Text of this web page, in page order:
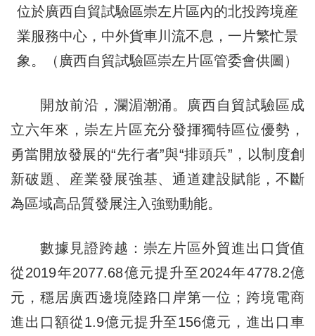
位於廣西自貿試驗區崇左片區內的北投跨境産
業服務中心，中外貨車川流不息，一片繁忙景
象。（廣西自貿試驗區崇左片區管委會供圖）
開放前沿，瀾湄潮涌。廣西自貿試驗區成
立六年來，崇左片區充分發揮獨特區位優勢，
勇當開放發展的“先行者”與“排頭兵”，以制度創
新破題、産業發展強基、通道建設賦能，不斷
為區域高品質發展注入強勁動能。
數據見證跨越：崇左片區外貿進出口貨值
從2019年2077.68億元提升至2024年4778.2億
元，穩居廣西邊境陸路口岸第一位；跨境電商
進出口額從1.9億元提升至156億元，進出口車